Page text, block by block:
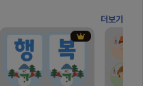
더보기